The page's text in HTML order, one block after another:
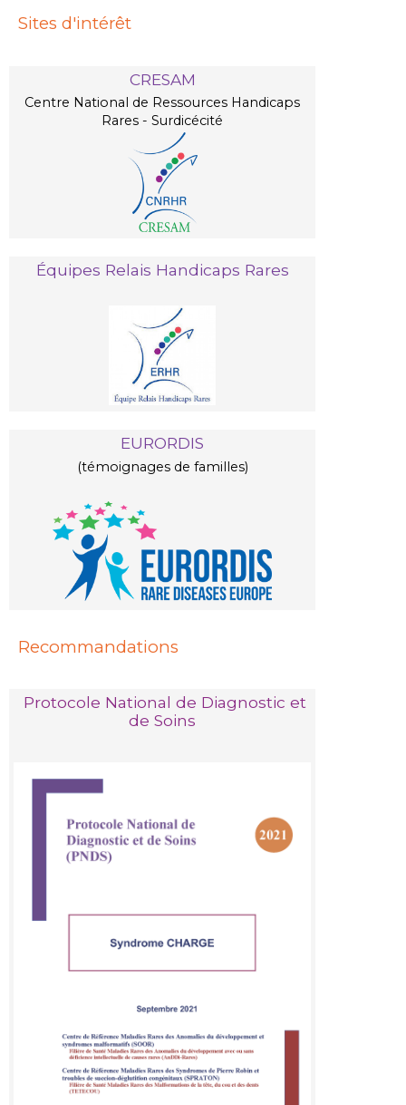
Sites d'intérêt
CRESAM
Centre National de Ressources Handicaps
Rares - Surdicécité
Équipes Relais Handicaps Rares
EURORDIS
(témoignages de familles)
Recommandations
Protocole National de Diagnostic et
de Soins